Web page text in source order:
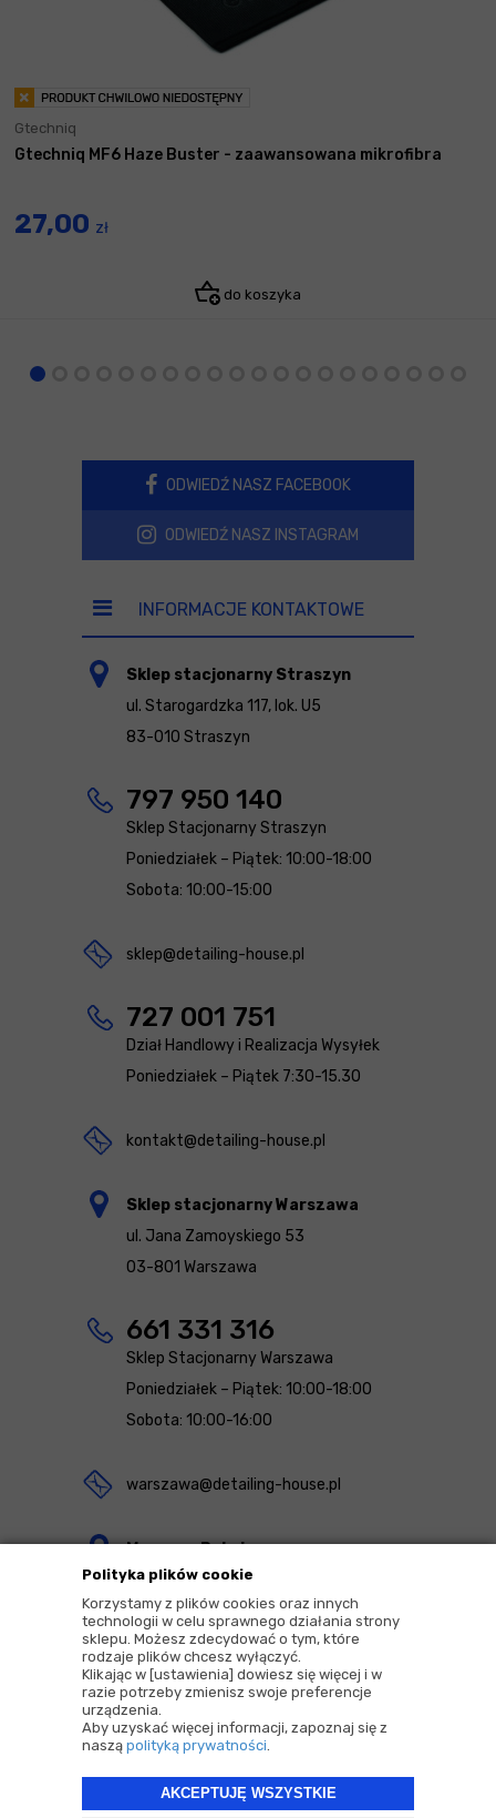
Polityka plików cookie
Korzystamy z plików cookies oraz innych
technologii w celu sprawnego działania strony
sklepu. Możesz zdecydować o tym, które
rodzaje plików chcesz wyłączyć.
Klikając w [ustawienia] dowiesz się więcej i w
razie potrzeby zmienisz swoje preferencje
urządzenia.
Aby uzyskać więcej informacji, zapoznaj się z
naszą polityką prywatności.
AKCEPTUJĘ WSZYSTKIE
Gtechniq
Gtechniq MF6 Haze Buster - zaawansowana mikrofibra
27,00 zł
do koszyka
ODWIEDŹ NASZ FACEBOOK
ODWIEDŹ NASZ INSTAGRAM
INFORMACJE KONTAKTOWE
Sklep stacjonarny Straszyn
ul. Starogardzka 117, lok. U5
83-010 Straszyn
797 950 140
Sklep Stacjonarny Straszyn
Poniedziałek – Piątek: 10:00-18:00
Sobota: 10:00-15:00
sklep@detailing-house.pl
727 001 751
Dział Handlowy i Realizacja Wysyłek
Poniedziałek – Piątek 7:30-15.30
kontakt@detailing-house.pl
Sklep stacjonarny Warszawa
ul. Jana Zamoyskiego 53
03-801 Warszawa
661 331 316
Sklep Stacjonarny Warszawa
Poniedziałek – Piątek: 10:00-18:00
Sobota: 10:00-16:00
warszawa@detailing-house.pl
Magazyn Rekcin
Nomos Sp. z o.o. sp.k.
ul. Agrestowa 1
83-010 Rekcin
2026 © Copyrights by |Detailing House